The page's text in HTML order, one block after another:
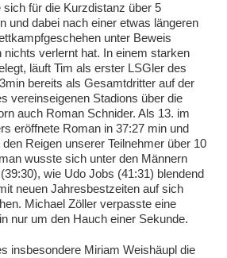
sich für die Kurzdistanz über 5
und dabei nach einer etwas längeren
unter Beweis
nichts verlernt hat. In einem starken
läuft Tim als erster LSGler des
bereits als Gesamtdritter auf der
vereinseigenen Stadions über die
auch Roman Schnider. Als 13. im
eröffnete Roman in 37:27 min und
Reigen unserer Teilnehmer über 10
wusste sich unter den Männern
wie Udo Jobs (41:31) blendend
neuen Jahresbestzeiten auf sich
Michael Zöller verpasste eine
nur um den Hauch einer Sekunde.
insbesondere Miriam Weishäupl die